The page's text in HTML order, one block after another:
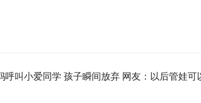
叫小爱同学 孩子瞬间放弃 网友：以后管娃可